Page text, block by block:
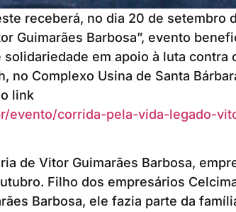
receberá, no dia 20 de setembro
Guimarães Barbosa”, evento
em apoio à luta contra
no Complexo Usina de Santa
link
evento/corrida-pela-vida-legado-
de Vitor Guimarães Barbosa,
Filho dos empresários
Barbosa, ele fazia parte da